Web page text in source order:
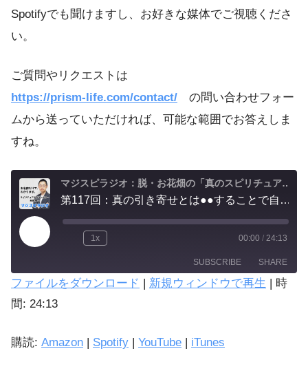
Spotifyでも聞けますし、お好きな媒体でご視聴くださ
い。
ご質問やリクエストは
https://prism-life.com/contact/ の問い合わせフォー
ムから送っていただければ、可能な範囲でお答えしま
すね。
マジスピラジオ：脱・お花畑の「真のスピリチュアル実践」
第117回：真の引き寄せとは●●することで自然に与えられるもの。恋愛運、仕事運、金運など現世利益を強調するヒーリングは力を奪う依存関係を生みかねないので要注意。
1x 00:00 / 24:13
SUBSCRIBE SHARE
Amazon
SHARE
ファイルをダウンロード 新規ウィンドウで再生
時
間: 24:13
購読: Amazon | Spotify | YouTube | iTunes